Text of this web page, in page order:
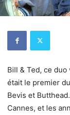
Bill & Ted, ce
était le premier
Bevis et
Cannes, et les